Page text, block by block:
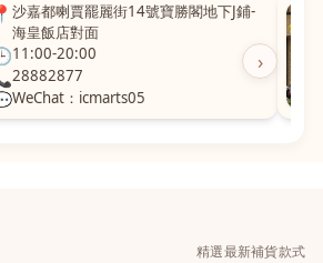
›
沙嘉都喇賈罷麗街14號寶勝閣地下J鋪-
海皇飯店對面
11:00-20:00
28882877
WeChat：icmarts05
精選最新補貨款式